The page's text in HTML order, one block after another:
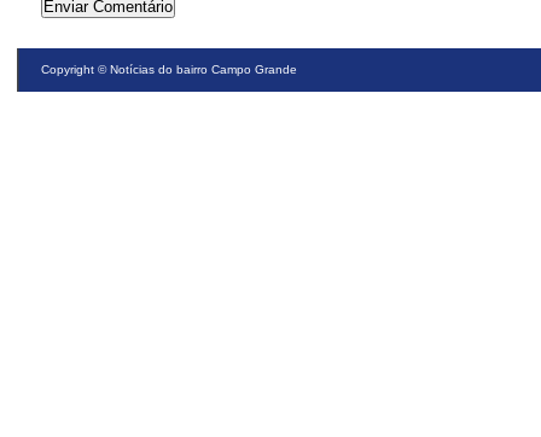
Copyright ©Notícias do bairro Campo Grande